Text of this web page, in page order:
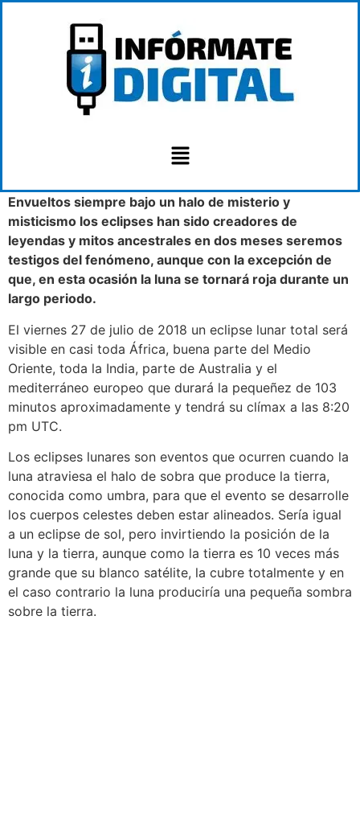
Envueltos siempre bajo un halo de misterio y
misticismo los eclipses han sido creadores de
leyendas y mitos ancestrales en dos meses seremos
testigos del fenómeno, aunque con la excepción de
que, en esta ocasión la luna se tornará roja durante un
largo periodo.
El viernes 27 de julio de 2018 un eclipse lunar total será
visible en casi toda África, buena parte del Medio
Oriente, toda la India, parte de Australia y el
mediterráneo europeo que durará la pequeñez de 103
minutos aproximadamente y tendrá su clímax a las 8:20
pm UTC.
Los eclipses lunares son eventos que ocurren cuando la
luna atraviesa el halo de sobra que produce la tierra,
conocida como umbra, para que el evento se desarrolle
los cuerpos celestes deben estar alineados. Sería igual
a un eclipse de sol, pero invirtiendo la posición de la
luna y la tierra, aunque como la tierra es 10 veces más
grande que su blanco satélite, la cubre totalmente y en
el caso contrario la luna produciría una pequeña sombra
sobre la tierra.